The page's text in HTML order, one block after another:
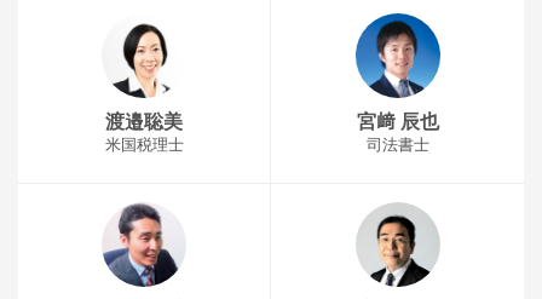
渡邉聡美
米国税理士
宮﨑 辰也
司法書士